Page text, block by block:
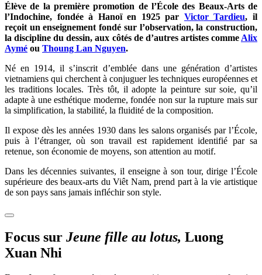
Élève de la première promotion de l’École des Beaux-Arts de
l’Indochine, fondée à Hanoï en 1925 par Victor Tardieu, il
reçoit un enseignement fondé sur l’observation, la construction,
la discipline du dessin, aux côtés de d’autres artistes comme Alix
Aymé ou Thoung Lan Nguyen.
Né en 1914, il s’inscrit d’emblée dans une génération d’artistes
vietnamiens qui cherchent à conjuguer les techniques européennes et
les traditions locales. Très tôt, il adopte la peinture sur soie, qu’il
adapte à une esthétique moderne, fondée non sur la rupture mais sur
la simplification, la stabilité, la fluidité de la composition.
Il expose dès les années 1930 dans les salons organisés par l’École,
puis à l’étranger, où son travail est rapidement identifié par sa
retenue, son économie de moyens, son attention au motif.
Dans les décennies suivantes, il enseigne à son tour, dirige l’École
supérieure des beaux-arts du Viêt Nam, prend part à la vie artistique
de son pays sans jamais infléchir son style.
Focus sur Jeune fille au lotus, Luong
Xuan Nhi